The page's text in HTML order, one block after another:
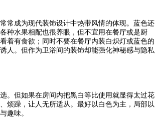
成为现代装饰设计中热带风情的体现。蓝色还
种水果相配也很养眼，但不宜用在餐厅或是厨
着有食欲；同时不要在餐厅内装白炽灯或蓝色的
人。但作为卫浴间的装饰却能强化神秘感与隐私
但如果在房间内把黑白等比使用就显得太过花
烦躁，让人无所适从。最好以白色为主，局部以
趣味。